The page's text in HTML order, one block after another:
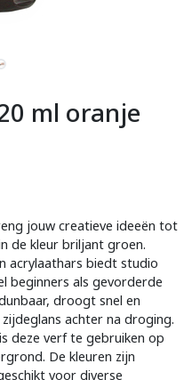
ml oranje
jouw creatieve ideeën tot
de kleur briljant groen.
acrylaathars biedt studio
beginners als gevorderde
droogt snel en
achter na droging.
deze verf te gebruiken op
De kleuren zijn
voor diverse